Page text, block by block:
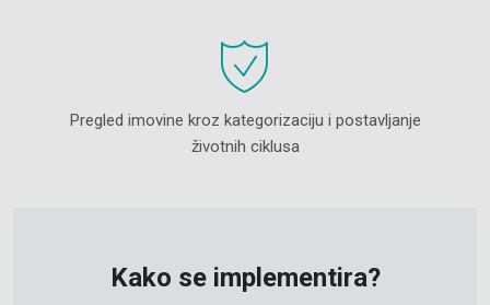
Pregled imovine kroz kategorizaciju i postavljanje
životnih ciklusa
Kako se implementira?